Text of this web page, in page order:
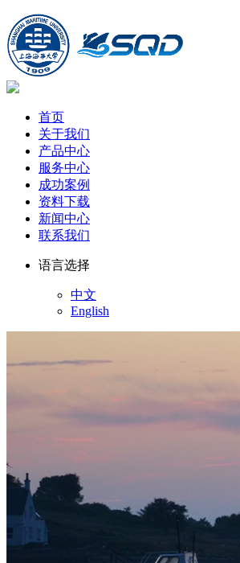
首页
关于我们
产品中心
服务中心
成功案例
资料下载
新闻中心
联系我们
语言选择
中文
English